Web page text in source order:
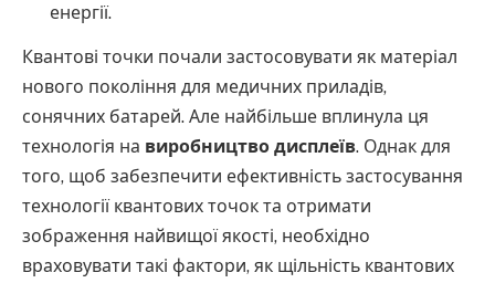
енергії.
Квантові точки почали застосовувати як матеріал
нового покоління для медичних приладів,
сонячних батарей. Але найбільше вплинула ця
технологія на виробництво дисплеїв. Однак для
того, щоб забезпечити ефективність застосування
технології квантових точок та отримати
зображення найвищої якості, необхідно
враховувати такі фактори, як щільність квантових